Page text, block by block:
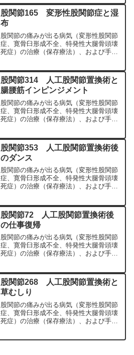
科専門医（人工関節手術を専門）の塗山
正宏が色々と説明します。
股関節165 変形性股関節症と湿
布
股関節の痛みが出る病気（変形性股関節
症、寛骨臼形成不全、特発性大腿骨頭壊
死症）の治療（保存療法）、および手術
科専門医（人工関節手術を専門）の塗山
正宏が色々と説明します。
股関節314 人工股関節置換術と
腸腰筋インピンジメント
股関節の痛みが出る病気（変形性股関節
症、寛骨臼形成不全、特発性大腿骨頭壊
死症）の治療（保存療法）、および手術
科専門医（人工関節手術を専門）の塗山
正宏が色々と説明します。
股関節353 人工股関節置換術後
のダンス
股関節の痛みが出る病気（変形性股関節
症、寛骨臼形成不全、特発性大腿骨頭壊
死症）の治療（保存療法）、および手術
科専門医（人工関節手術を専門）の塗山
正宏が色々と説明します。
股関節72 人工股関節置換術後
の仕事復帰
股関節の痛みが出る病気（変形性股関節
症、寛骨臼形成不全、特発性大腿骨頭壊
死症）の治療（保存療法）、および手術
科専門医（人工関節手術を専門）の塗山
正宏が色々と説明します。
股関節268 人工股関節置換術と
草むしり
股関節の痛みが出る病気（変形性股関節
症、寛骨臼形成不全、特発性大腿骨頭壊
死症）の治療（保存療法）、および手術